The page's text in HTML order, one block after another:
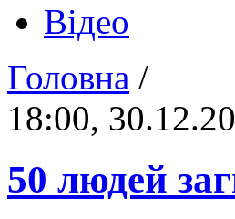
Відео
Головна /
18:00,
50 людей